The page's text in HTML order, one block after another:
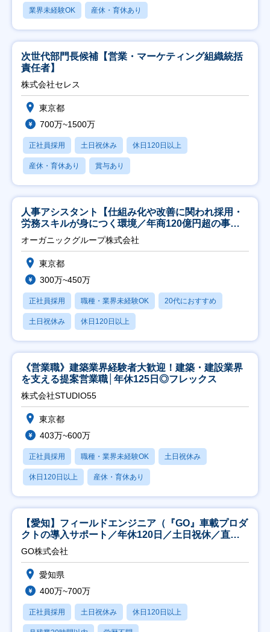
業界未経験OK 産休・育休あり
次世代部門長候補【営業・マーケティング組織統括
責任者】
株式会社セレス
東京都
700万~1500万
正社員採用 土日祝休み 休日120日以上
産休・育休あり 賞与あり
人事アシスタント【仕組み化や改善に関われ採用・
労務スキルが身につく環境／年商120億円超の事業
会社】
オーガニックグループ株式会社
東京都
300万~450万
正社員採用 職種・業界未経験OK 20代におすすめ
土日祝休み 休日120日以上
《営業職》建築業界経験者大歓迎！建築・建設業界
を支える提案営業職│年休125日◎フレックス
株式会社STUDIO55
東京都
403万~600万
正社員採用 職種・業界未経験OK 土日祝休み
休日120日以上 産休・育休あり
【愛知】フィールドエンジニア（『GO』車載プロダ
クトの導入サポート／年休120日／土日祝休／直行
直帰
GO株式会社
愛知県
400万~700万
正社員採用 土日祝休み 休日120日以上